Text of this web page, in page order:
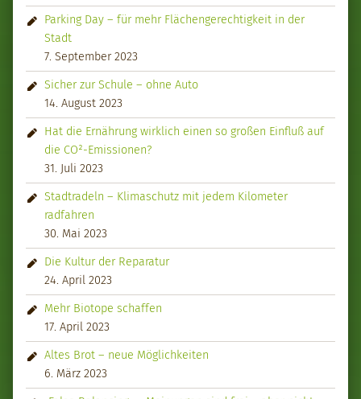
Parking Day – für mehr Flächengerechtigkeit in der
Stadt
7. September 2023
Sicher zur Schule – ohne Auto
14. August 2023
Hat die Ernährung wirklich einen so großen Einfluß auf
die CO²-Emissionen?
31. Juli 2023
Stadtradeln – Klimaschutz mit jedem Kilometer
radfahren
30. Mai 2023
Die Kultur der Reparatur
24. April 2023
Mehr Biotope schaffen
17. April 2023
Altes Brot – neue Möglichkeiten
6. März 2023